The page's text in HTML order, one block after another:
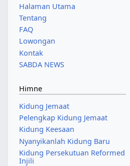
Halaman Utama
Tentang
FAQ
Lowongan
Kontak
SABDA NEWS
Himne
Kidung Jemaat
Pelengkap Kidung Jemaat
Kidung Keesaan
Nyanyikanlah Kidung Baru
Kidung Persekutuan Reformed
Injili